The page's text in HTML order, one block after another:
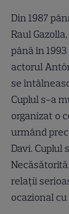
Din 1987
Raul
până în
actorul
se
Cuplul s-a
organizat o
urmând
Davi. Cuplul
relații
ocazional